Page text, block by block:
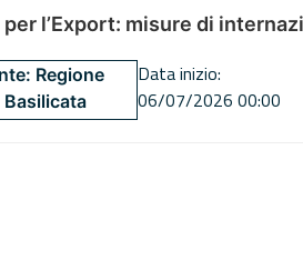
l’Export: misure di
Regione
Basilicata
Data inizio:
06/07/2026 00:00